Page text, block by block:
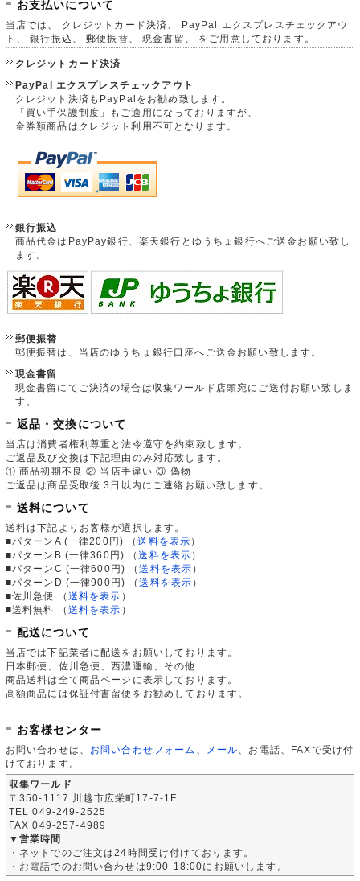
お支払いについて
当店では、 クレジットカード決済、 PayPal エクスプレスチェックアウ
ト、 銀行振込、 郵便振替、 現金書留、 をご用意しております。
クレジットカード決済
PayPal エクスプレスチェックアウト
クレジット決済もPayPalをお勧め致します。
「買い手保護制度」もご適用になっておりますが、
金券類商品はクレジット利用不可となります。
銀行振込
商品代金はPayPay銀行、楽天銀行とゆうちょ銀行へご送金お願い致し
ます。
郵便振替
郵便振替は、当店のゆうちょ銀行口座へご送金お願い致します。
現金書留
現金書留にてご決済の場合は収集ワールド店頭宛にご送付お願い致しま
す。
返品・交換について
当店は消費者権利尊重と法令遵守を約束致します。
ご返品及び交換は下記理由のみ対応致します。
① 商品初期不良 ② 当店手違い ③ 偽物
ご返品は商品受取後 3日以内にご連絡お願い致します。
送料について
送料は下記よりお客様が選択します。
■パターンA (一律200円)
（送料を表示 ）
■パターンB (一律360円)
（送料を表示 ）
■パターンC (一律600円)
（送料を表示 ）
■パターンD (一律900円)
（送料を表示 ）
■佐川急便
（ 送料を表示 ）
■送料無料
（ 送料を表示 ）
配送について
当店では下記業者に配送をお願いしております。
日本郵便、佐川急便、西濃運輸、その他
商品送料は全て商品ページに表示しております。
高額商品には保証付書留便をお勧めしております。
お客様センター
お問い合わせは、 お問い合わせフォーム メール 、お電話、FAXで受け付
けております。
収集ワールド
〒350-1117 川越市広栄町17-7-1F
TEL 049-249-2525
FAX 049-257-4989
▼営業時間
・ネットでのご注文は24時間受け付けております。
・お電話でのお問い合わせは9:00-18:00にお願いします。